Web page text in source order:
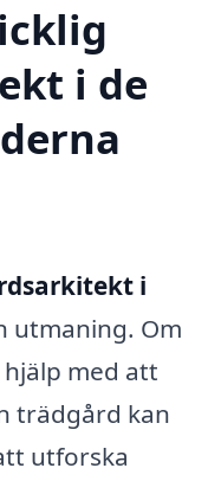
i de
i
utmaning. Om
med att
trädgård kan
utforska